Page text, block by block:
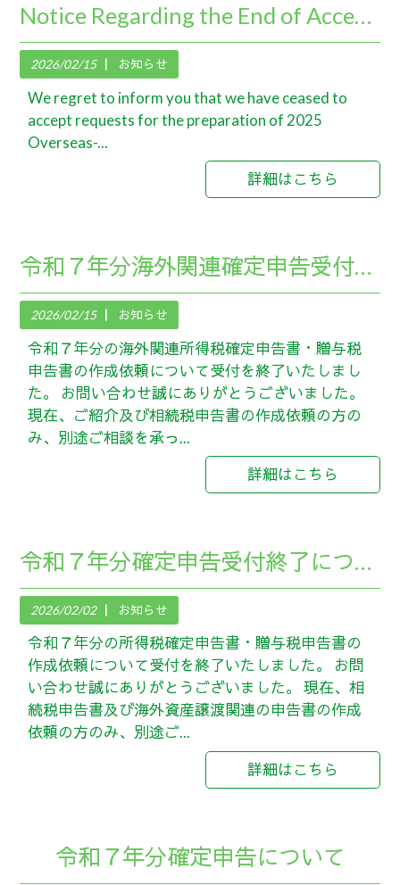
Notice Regarding the End of Acceptance for the 2025 Tax Return Preparation
2026/02/15 お知らせ
We regret to inform you that we have ceased to
accept requests for the preparation of 2025
Overseas-...
詳細はこちら
令和７年分海外関連確定申告受付終了について
2026/02/15 お知らせ
令和７年分の海外関連所得税確定申告書・贈与税
申告書の作成依頼について受付を終了いたしまし
た。 お問い合わせ誠にありがとうございました。
現在、ご紹介及び相続税申告書の作成依頼の方の
み、別途ご相談を承っ...
詳細はこちら
令和７年分確定申告受付終了について
2026/02/02 お知らせ
令和７年分の所得税確定申告書・贈与税申告書の
作成依頼について受付を終了いたしました。 お問
い合わせ誠にありがとうございました。 現在、相
続税申告書及び海外資産譲渡関連の申告書の作成
依頼の方のみ、別途ご...
詳細はこちら
令和７年分確定申告について